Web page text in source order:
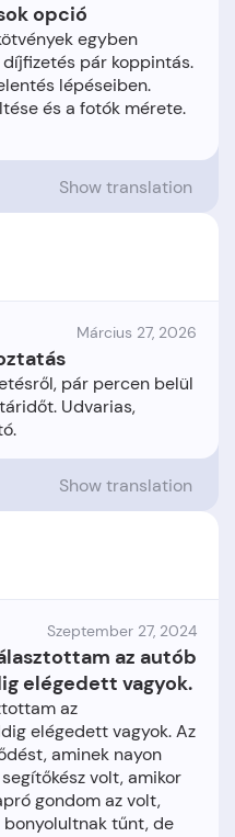
opció
egyben
pár koppintás.
lépéseiben.
és a fotók mérete.
Show translation
Március 27, 2026
pár percen belül
Udvarias,
Show translation
Szeptember 27, 2024
az autób
elégedett vagyok.
az
elégedett vagyok. Az
aminek nayon
volt, amikor
gondom az volt,
tűnt, de